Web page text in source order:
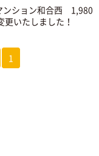
ション和合西 1,980
いたしました！
1